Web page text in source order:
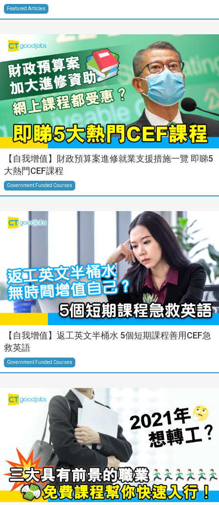
Featured Articles
【自我增值】財政預算案進修就業支援措施一覽 即睇5
大熱門CEF課程
Government Funded Courses
【自我增值】返工英文半桶水 5個短期課程善用CEF急
救英語
Government Funded Courses